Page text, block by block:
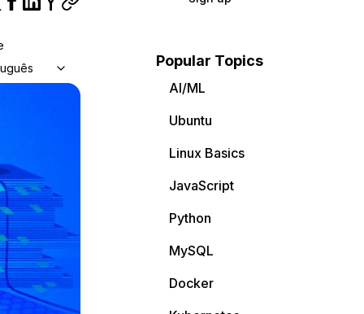
Popular Topics
AI/ML
Ubuntu
Linux Basics
JavaScript
Python
MySQL
Docker